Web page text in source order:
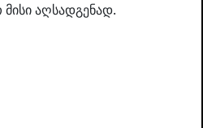
აღსადგენად.